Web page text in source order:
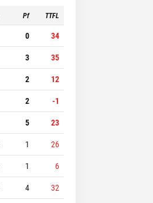
Pf TTFL
0
34
3
35
2
12
2
-1
5
23
1
26
1
6
4
32